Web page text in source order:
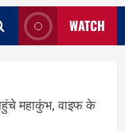
WATCH
महाकुंभ, वाइफ के